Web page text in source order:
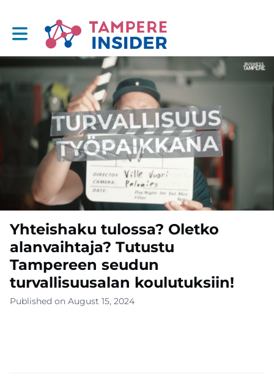
Toggle main navigation
Yhteishaku tulossa? Oletko
alanvaihtaja? Tutustu
Tampereen seudun
turvallisuusalan koulutuksiin!
Published on August 15, 2024